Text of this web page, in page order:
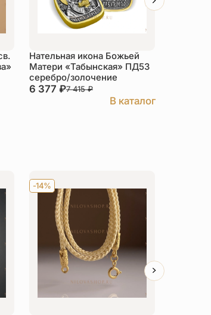
Нательная икона Божьей
Матери «Табынская» ПД53
серебро/золочение
6 377 ₽7 415₽
В каталог
-14%